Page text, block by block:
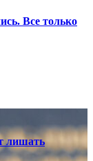
Все только
лишать